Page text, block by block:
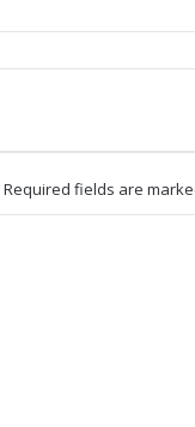
Required fields are